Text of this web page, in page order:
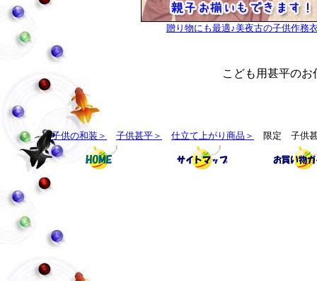
贈り物にも最適♪美夜古の子供作務
こども用甚平の
子供の和装＞ 子供甚平＞ 仕立て上がり商品＞ 限定 子供